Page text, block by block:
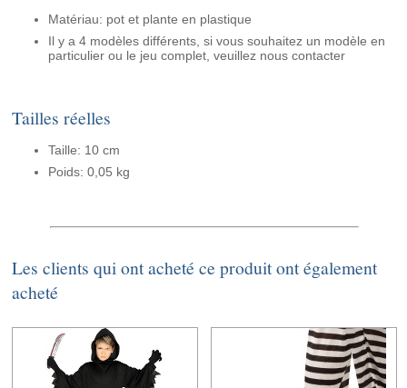
Matériau: pot et plante en plastique
Il y a 4 modèles différents, si vous souhaitez un modèle en
particulier ou le jeu complet, veuillez nous contacter
Tailles réelles
Taille: 10 cm
Poids: 0,05 kg
Les clients qui ont acheté ce produit ont également
acheté